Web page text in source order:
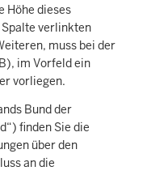
Höhe dieses
Spalte verlinkten
muss bei der
im Vorfeld ein
vorliegen.
Bund der
finden Sie die
über den
an die